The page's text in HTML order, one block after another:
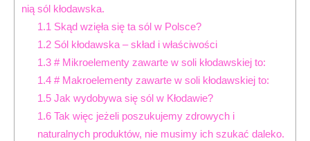
nią sól kłodawska.
1.1 Skąd wzięła się ta sól w Polsce?
1.2Sól kłodawska – skład i właściwości
1.3# Mikroelementy zawarte w soli kłodawskiej to:
1.4# Makroelementy zawarte w soli kłodawskiej to:
1.5Jak wydobywa się sól w Kłodawie?
1.6Tak więc jeżeli poszukujemy zdrowych i
naturalnych produktów, nie musimy ich szukać daleko.